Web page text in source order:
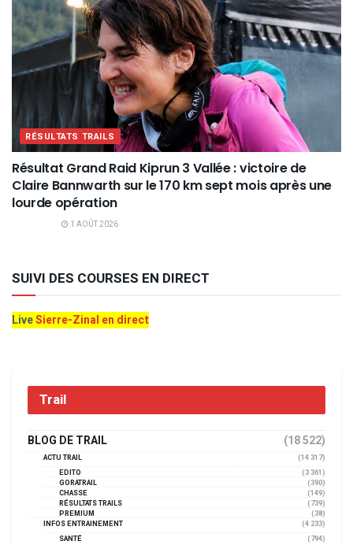
RÉSULTATS TRAILS
Résultat Grand Raid Kiprun 3 Vallée : victoire de
Claire Bannwarth sur le 170 km sept mois après une
lourde opération
1 AOÛT 2026
SUIVI DES COURSES EN DIRECT
LiveSierre-Zinal en direct
Trail
BLOG DE TRAIL (18 522)
ACTU TRAIL
(14 317)
EDITO
(3 361)
GORATRAIL
(390)
CHASSE
(149)
RÉSULTATS TRAILS
(739)
PREMIUM
(38)
INFOS ENTRAINEMENT
(4 233)
SANTÉ
(794)